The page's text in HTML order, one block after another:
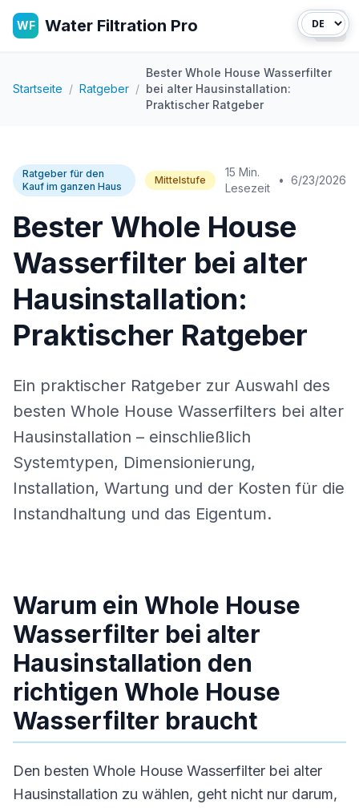
WF Water Filtration Pro
Startseite / Ratgeber /
Bester Whole House Wasserfilter
bei alter Hausinstallation:
Praktischer Ratgeber
Ratgeber für den
Kauf im ganzen Haus
Mittelstufe
15 Min.
Lesezeit
• 6/23/2026
Bester Whole House
Wasserfilter bei alter
Hausinstallation:
Praktischer Ratgeber
Ein praktischer Ratgeber zur Auswahl des
besten Whole House Wasserfilters bei alter
Hausinstallation – einschließlich
Systemtypen, Dimensionierung,
Installation, Wartung und der Kosten für die
Instandhaltung und das Eigentum.
Warum ein Whole House
Wasserfilter bei alter
Hausinstallation den
richtigen Whole House
Wasserfilter braucht
Den besten Whole House Wasserfilter bei alter
Hausinstallation zu wählen, geht nicht nur darum,